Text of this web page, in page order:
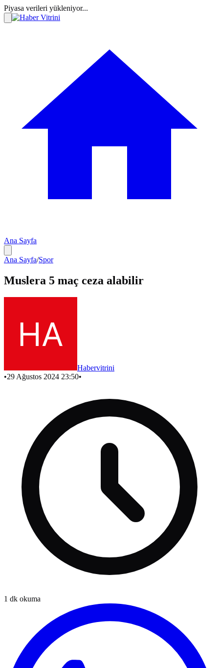
Piyasa verileri yükleniyor...
Ana Sayfa
Ana Sayfa/Spor
Muslera 5 maç ceza alabilir
Habervitrini
•29 Ağustos 2024 23:50•
1 dk okuma